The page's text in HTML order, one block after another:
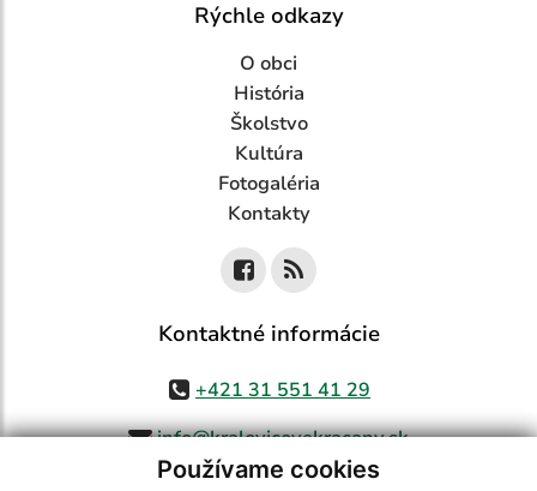
Používame cookies
Rýchle odkazy
O obci
História
Školstvo
Kultúra
Fotogaléria
Kontakty
Kontaktné informácie
+421 31 551 41 29
info@kralovicovekracany.sk